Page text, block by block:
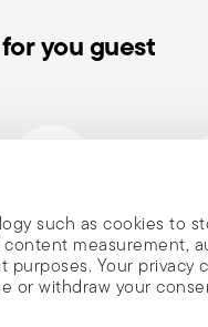
such as cookies to
measurement,
Your privacy
or withdraw your
you guest
Altagamma